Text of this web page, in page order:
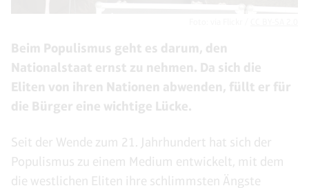
Beim Populismus geht es darum, den
Nationalstaat ernst zu nehmen. Da sich die
Eliten von ihren Nationen abwenden, füllt er für
die Bürger eine wichtige Lücke.
Seit der Wende zum 21. Jahrhundert hat sich der
Populismus zu einem Medium entwickelt, mit dem
die westlichen Eliten ihre schlimmsten Ängste